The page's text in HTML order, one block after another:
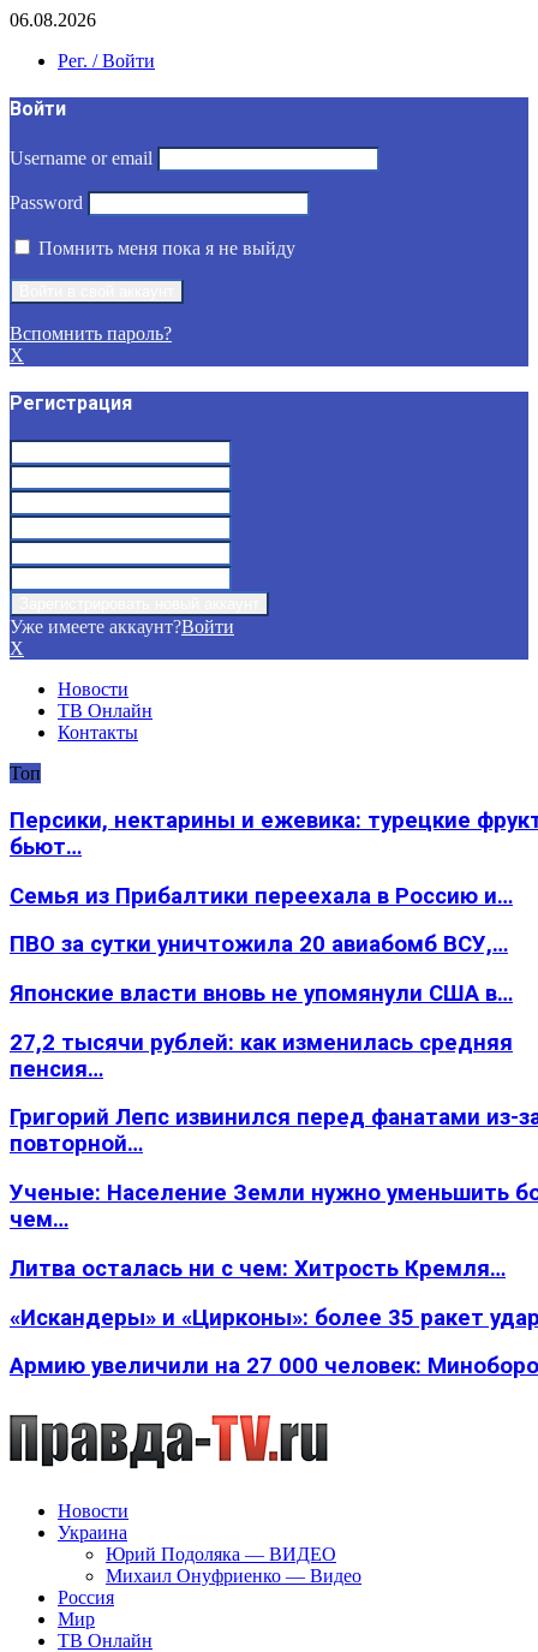
06.08.2026
Рег. / Войти
Войти
Username or email
Password
Помнить меня пока я не выйду
Вспомнить пароль?
X
Регистрация
Уже имеете аккаунт?Войти
X
Новости
ТВ Онлайн
Контакты
Топ
Персики, нектарины и ежевика: турецкие
бьют…
Семья из Прибалтики переехала в Россию и…
ПВО за сутки уничтожила 20 авиабомб ВСУ,…
Японские власти вновь не упомянули США в…
27,2 тысячи рублей: как изменилась средняя
пенсия…
Григорий Лепс извинился перед фанатами из-
повторной…
Ученые: Население Земли нужно уменьшить
чем…
Литва осталась ни с чем: Хитрость Кремля…
«Искандеры» и «Цирконы»: более 35 ракет
Армию увеличили на 27 000 человек:
Новости
Украина
Юрий Подоляка — ВИДЕО
Михаил Онуфриенко — Видео
Россия
Мир
ТВ Онлайн